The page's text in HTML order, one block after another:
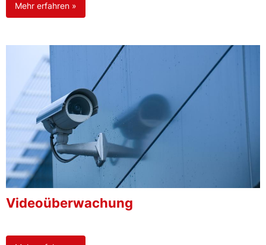
Mehr erfahren »
Videoüberwachung